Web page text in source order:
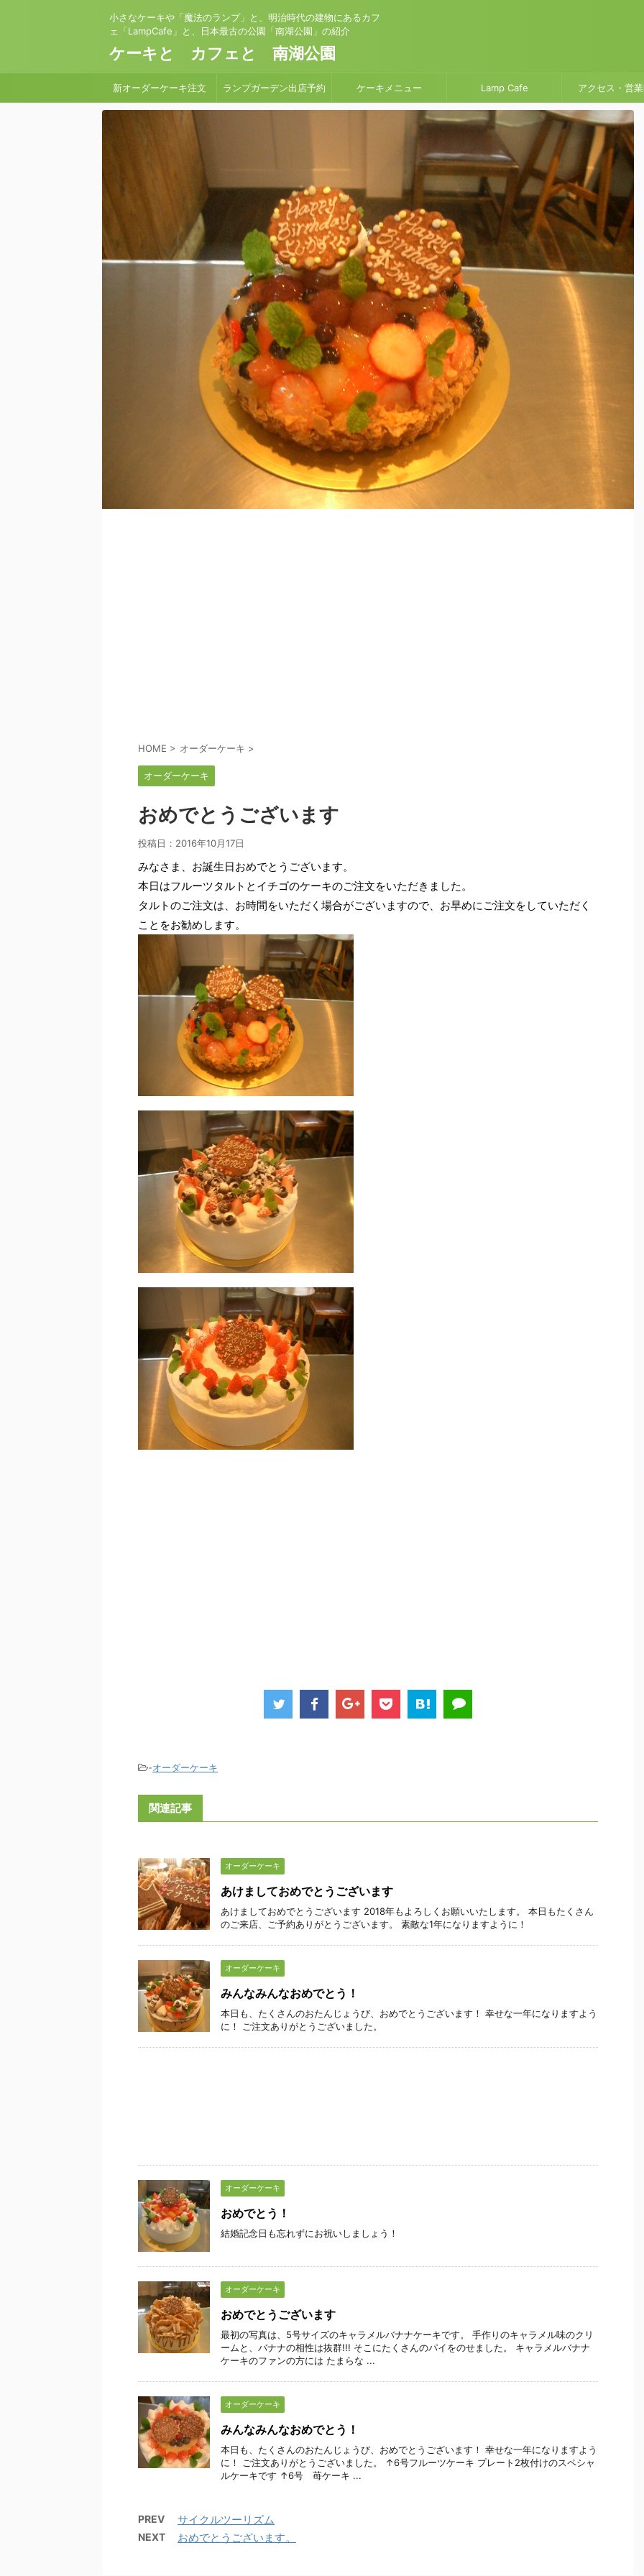
小さなケーキや「魔法のランプ」と、明治時代の建物にあるカフ
ェ「LampCafe」と、日本最古の公園「南湖公園」の紹介
ケーキと カフェと 南湖公園
新オーダーケーキ注文 ランプガーデン出店予約 ケーキメニュー Lamp Cafe アクセス・営
HOME > オーダーケーキ >
オーダーケーキ
おめでとうございます
投稿日： 2016年10月17日
みなさま、お誕生日おめでとうございます。
本日はフルーツタルトとイチゴのケーキのご注文をいただきました。
タルトのご注文は、お時間をいただく場合がございますので、お早めにご注文をしていただく
ことをお勧めします。
-オーダーケーキ
関連記事
オーダーケーキ
あけましておめでとうございます
あけましておめでとうございます 2018年もよろしくお願いいたします。 本日もたくさん
のご来店、ご予約ありがとうございます。 素敵な1年になりますように！
オーダーケーキ
みんなみんなおめでとう！
本日も、たくさんのおたんじょうび、おめでとうございます！ 幸せな一年になりますよう
に！ ご注文ありがとうございました。
オーダーケーキ
おめでとう！
結婚記念日も忘れずにお祝いしましょう！
オーダーケーキ
おめでとうございます
最初の写真は、5号サイズのキャラメルバナナケーキです。 手作りのキャラメル味のクリ
ームと、バナナの相性は抜群!!! そこにたくさんのパイをのせました。 キャラメルバナナ
ケーキのファンの方には たまらな ...
オーダーケーキ
みんなみんなおめでとう！
本日も、たくさんのおたんじょうび、おめでとうございます！ 幸せな一年になりますよう
に！ ご注文ありがとうございました。 ↑6号フルーツケーキ プレート2枚付けのスペシャ
ルケーキです ↑6号 苺ケーキ ...
PREV サイクルツーリズム
NEXT おめでとうございます。